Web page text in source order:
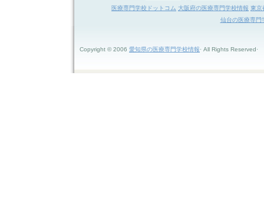
医療専門学校ドットコム 大阪府の医療専門学校情報 東京
仙台の医療専門
Copyright © 2006 愛知県の医療専門学校情報· All Rights Reserved·